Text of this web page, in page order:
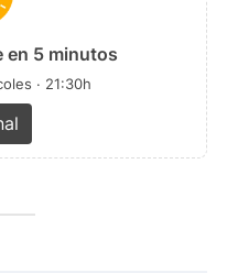
en 5 minutos
· 21:30h